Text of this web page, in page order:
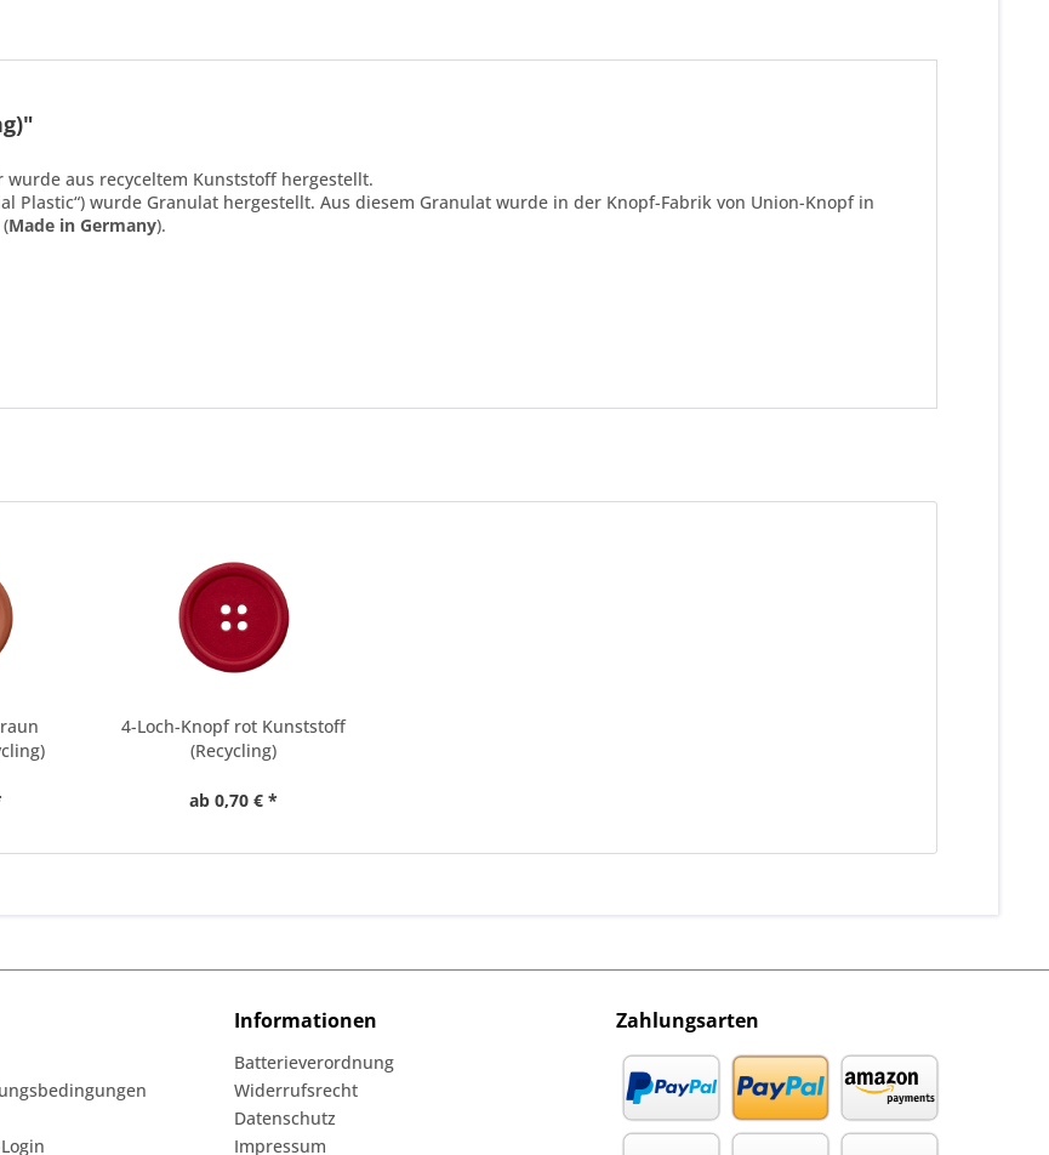
aus recyceltem Kunststoff hergestellt.
Plastic“) wurde Granulat hergestellt. Aus diesem Granulat wurde in der Knopf-Fabrik von Union-Knopf in
Made in Germany).
4-Loch-Knopf rot Kunststoff
(Recycling)
ab 0,70 € *
Informationen
Batterieverordnung
Widerrufsrecht
Datenschutz
Impressum
Zahlungsarten